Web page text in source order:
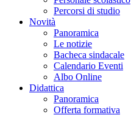
Percorsi di studio
Novità
Panoramica
Le notizie
Bacheca sindacale
Calendario Eventi
Albo Online
Didattica
Panoramica
Offerta formativa